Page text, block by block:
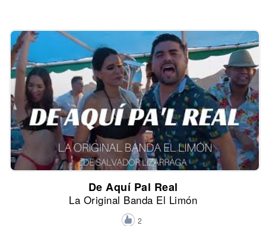
De Aquí Pal Real
La Original Banda El Limón
2